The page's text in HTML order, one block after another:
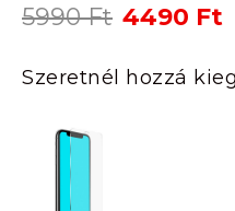
5990Ft Original
was:
5990 Ft.
4490 Ft
Szeretnél hozzá